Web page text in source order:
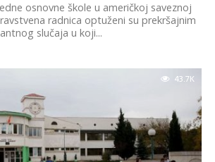
osnovne škole u američkoj saveznoj
radnica optuženi su prekršajnim
slučaja u koji...
43.7K